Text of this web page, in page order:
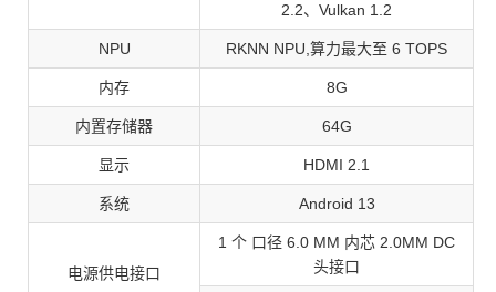
2.2、Vulkan 1.2
NPU RKNN NPU,算力最大至 6 TOPS
内存 8G
内置存储器 64G
显示 HDMI 2.1
系统 Android 13
电源供电接口
1 个 口径 6.0 MM 内芯 2.0MM DC
头接口